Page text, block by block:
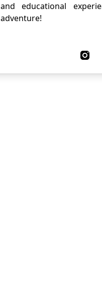
and educational
adventure!